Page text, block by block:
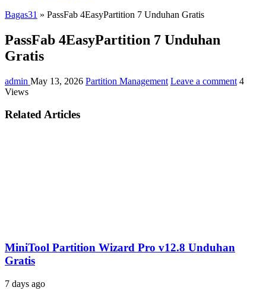
Bagas31 » PassFab 4EasyPartition 7 Unduhan Gratis
PassFab 4EasyPartition 7 Unduhan
Gratis
admin May 13, 2026 Partition Management Leave a comment 4
Views
Related Articles
MiniTool Partition Wizard Pro v12.8 Unduhan
Gratis
7 days ago